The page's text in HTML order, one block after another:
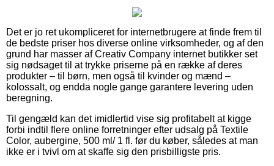
Det er jo ret ukompliceret for internetbrugere at finde frem til
de bedste priser hos diverse online virksomheder, og af den
grund har masser af Creativ Company internet butikker set
sig nødsaget til at trykke priserne på en række af deres
produkter – til børn, men også til kvinder og mænd –
kolossalt, og endda nogle gange garantere levering uden
beregning.
Til gengæld kan det imidlertid vise sig profitabelt at kigge
forbi indtil flere online forretninger efter udsalg på Textile
Color, aubergine, 500 ml/ 1 fl. før du køber, således at man
ikke er i tvivl om at skaffe sig den prisbilligste pris.